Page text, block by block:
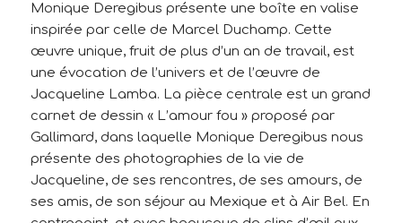
Monique Deregibus présente une boîte en valise
inspirée par celle de Marcel Duchamp. Cette
œuvre unique, fruit de plus d’un an de travail, est
une évocation de l’univers et de l’œuvre de
Jacqueline Lamba. La pièce centrale est un grand
carnet de dessin « L’amour fou » proposé par
Gallimard, dans laquelle Monique Deregibus nous
présente des photographies de la vie de
Jacqueline, de ses rencontres, de ses amours, de
ses amis, de son séjour au Mexique et à Air Bel. En